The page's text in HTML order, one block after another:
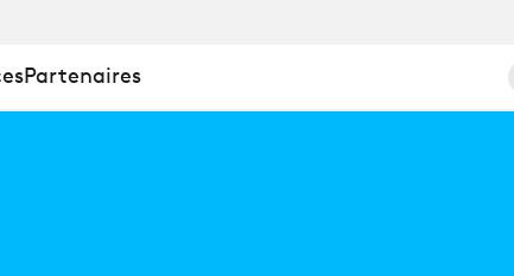
Partenaires